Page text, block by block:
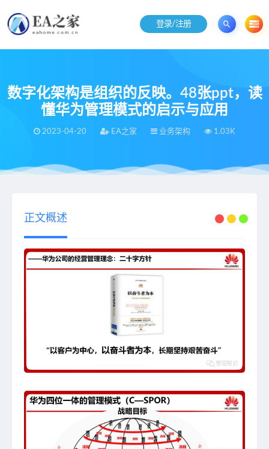
登录/注册
数字化架构是组织的反映。48张ppt，读
懂华为管理模式的启示与应用
2023-04-20 EA之家 业务架构 1.03K
当前位置：EA之家 数字化架构是组织的反映。48张ppt，读懂华为管理模式的启示与应用
正文概述